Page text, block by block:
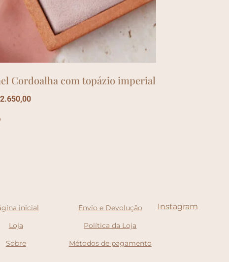
Cordoalha com topázio imperial
2.650,00
inicial
Loja
Sobre
Envio e Devolução
Política da Loja
Métodos de pagamento
Instagram